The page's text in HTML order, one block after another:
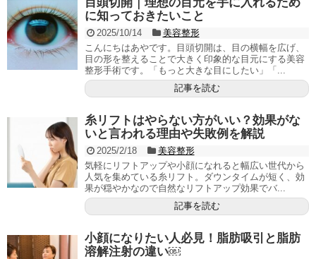
に知っておきたいこと
2025/10/14
美容整形
こんにちはあやです。目頭切開は、目の横幅を広げ、
目の形を整えることで大きく印象的な目元にする美容
整形手術です。「もっと大きな目にしたい」「...
記事を読む
糸リフトはやらない方がいい？効果がな
いと言われる理由や失敗例を解説
2025/2/18
美容整形
気軽にリフトアップや小顔になれると幅広い世代から
人気を集めている糸リフト。ダウンタイムが短く、効
果が穏やかなので自然なリフトアップ効果でバ...
記事を読む
小顔になりたい人必見！脂肪吸引と脂肪
溶解注射の違い￼